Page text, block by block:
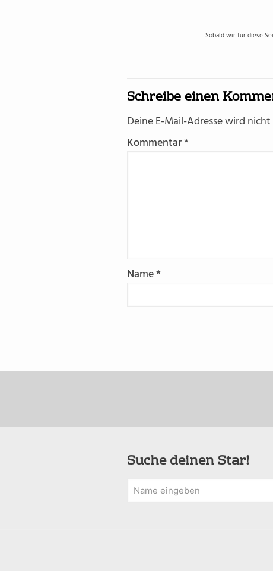
Sobald wir für diese
Schreibe einen
Deine E-Mail-Adresse wird
Kommentar*
Name*
Suche deinen Star!